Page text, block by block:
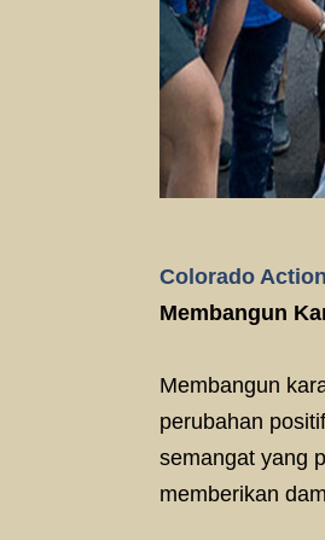
Colorado Action
Membangun
Membangun
perubahan
semangat yang
memberikan